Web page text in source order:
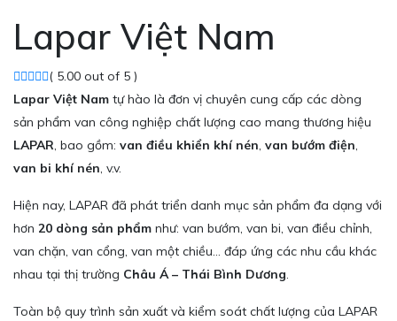
Lapar Việt Nam
( 5.00 out of 5 )
Lapar Việt Nam tự hào là đơn vị chuyên cung cấp các dòng
sản phẩm van công nghiệp chất lượng cao mang thương hiệu
LAPAR, bao gồm: van điều khiển khí nén, van bướm điện,
van bi khí nén, v.v.
Hiện nay, LAPAR đã phát triển danh mục sản phẩm đa dạng với
hơn 20 dòng sản phẩm như: van bướm, van bi, van điều chỉnh,
van chặn, van cổng, van một chiều… đáp ứng các nhu cầu khác
nhau tại thị trường Châu Á – Thái Bình Dương.
Toàn bộ quy trình sản xuất và kiểm soát chất lượng của LAPAR